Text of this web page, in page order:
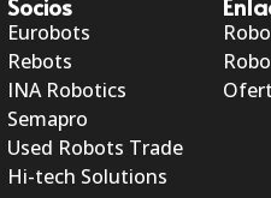
Socios
Eurobots
Rebots
INA Robotics
Semapro
Used Robots Trade
Hi-tech Solutions